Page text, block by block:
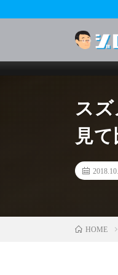
ス
見
HOME